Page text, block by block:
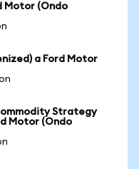
Motor (Ondo
a Ford Motor
Strategy
Motor (Ondo